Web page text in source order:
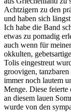
Achtzigern zu den
und haben sich
Ich habe die Band
etwas zu pomadig
auch wenn für
okkulten,
Tolis eingestreut
groovigen,
immer noch lautem
Menge. Diese feierte
an diesem lauen
wurde von den